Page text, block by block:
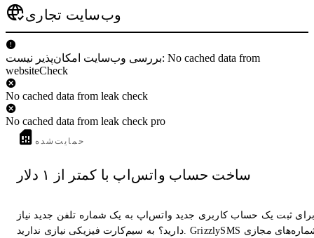
وب‌سایت تجاری
بررسی وب‌سایت امکان‌پذیر نیست: No cached data from
websiteCheck
No cached data from leak check
No cached data from leak check pro
حمایت‌شده
ساخت حساب واتس‌اپ با کمتر از ۱ دلار
ثبت یک حساب کاربری جدید واتس‌اپ به یک شماره تلفن جدید نیاز
دارید؟ به سیم‌کارت فیزیکی نیازی ندارید. GrizzlySMS شماره‌های مجازی